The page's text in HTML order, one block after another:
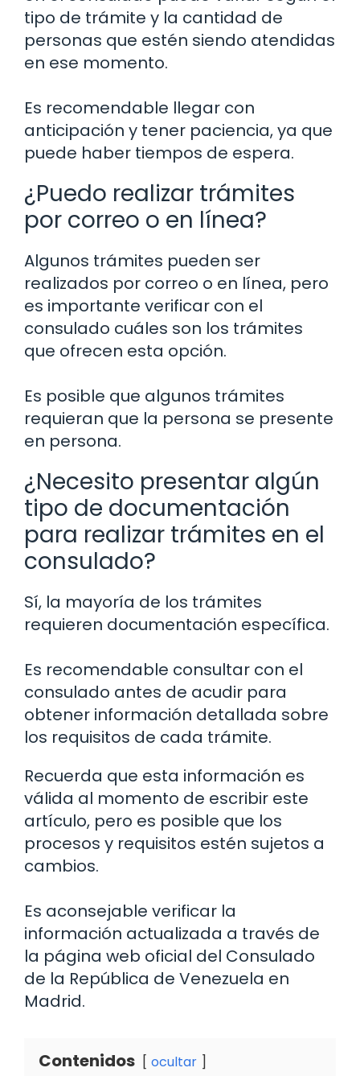
tipo de trámite y la cantidad de
personas que estén siendo atendidas
en ese momento.
Es recomendable llegar con
anticipación y tener paciencia, ya que
puede haber tiempos de espera.
¿Puedo realizar trámites
por correo o en línea?
Algunos trámites pueden ser
realizados por correo o en línea, pero
es importante verificar con el
consulado cuáles son los trámites
que ofrecen esta opción.
Es posible que algunos trámites
requieran que la persona se presente
en persona.
¿Necesito presentar algún
tipo de documentación
para realizar trámites en el
consulado?
Sí, la mayoría de los trámites
requieren documentación específica.
Es recomendable consultar con el
consulado antes de acudir para
obtener información detallada sobre
los requisitos de cada trámite.
Recuerda que esta información es
válida al momento de escribir este
artículo, pero es posible que los
procesos y requisitos estén sujetos a
cambios.
Es aconsejable verificar la
información actualizada a través de
la página web oficial del Consulado
de la República de Venezuela en
Madrid.
Contenidos ocultar